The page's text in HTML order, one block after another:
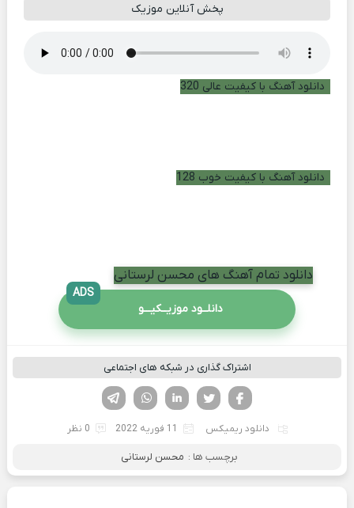
پخش آنلاین موزیک
دانلود آهنگ با کیفیت عالی 320
دانلود آهنگ با کیفیت خوب 128
دانلود تمام آهنگ های محسن لرستانی
دانلــود موزیــکیـــو
ADS
اشتراک گذاری در شبکه های اجتماعی
لینکدین تویتر
فیسوک
دانلود ریمیکس 11 فوریه 2022 0 نظر
برچسب ها : محسن لرستانی